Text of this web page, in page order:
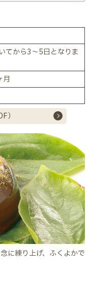
てから3～5日となりま
月
）
に練り上げ、ふくよかで